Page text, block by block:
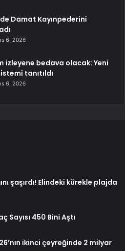
Damat Kayınpederini
6, 2026
izleyene bedava olacak: Yeni
tanıtıldı
6, 2026
şaşırdı! Elindeki kürekle plajda
Sayısı 450 Bini Aştı
ikinci çeyreğinde 2 milyar